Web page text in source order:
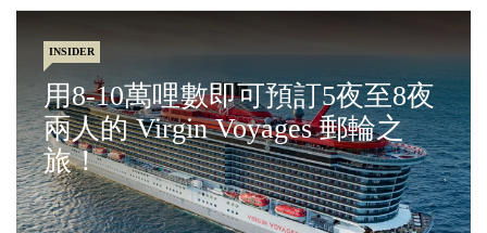
INSIDER
用8-10萬哩數即可預訂5夜至8夜
兩人的 Virgin Voyages 郵輪之
旅！